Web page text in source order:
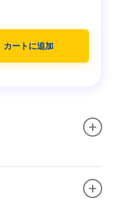
カートに追加
+
+